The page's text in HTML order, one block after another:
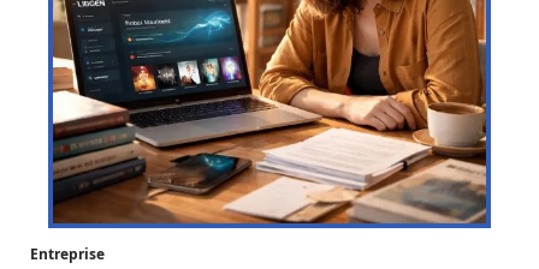
Entreprise